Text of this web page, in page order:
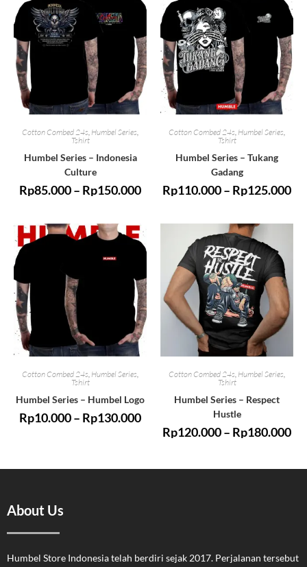
Cotton Combed 24s, Humbel Series,
Tshirt
Humbel Series – Indonesia
Culture
Rp85.000– Rp150.000
Cotton Combed 24s, Humbel Series,
Tshirt
Humbel Series – Tukang
Gadang
Rp110.000– Rp125.000
Cotton Combed 24s, Humbel Series,
Tshirt
Humbel Series – Humbel Logo
Rp10.000– Rp130.000
Cotton Combed 24s, Humbel Series,
Tshirt
Humbel Series – Respect
Hustle
Rp120.000– Rp180.000
About Us
Humbel Store Indonesia telah berdiri sejak 2017. Perjalanan tersebut